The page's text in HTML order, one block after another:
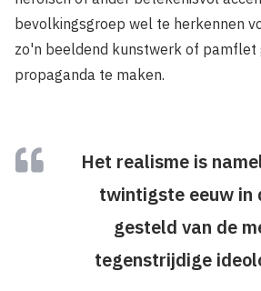
bevolkingsgroep wel te herkennen
zo'n beeldend kunstwerk of pamflet
propaganda te maken.
Het realisme is
twintigste eeuw in
gesteld van de
tegenstrijdige